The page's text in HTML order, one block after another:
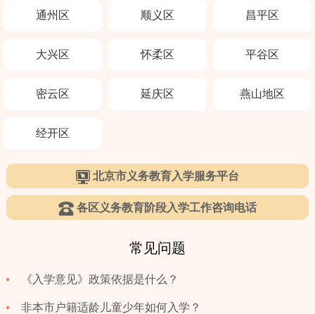
通州区 顺义区 昌平区
大兴区 怀柔区 平谷区
密云区 延庆区 燕山地区
经开区
北京市义务教育入学服务平台
各区义务教育阶段入学工作咨询电话
常见问题
《入学意见》政策依据是什么？
非本市户籍适龄儿童少年如何入学？